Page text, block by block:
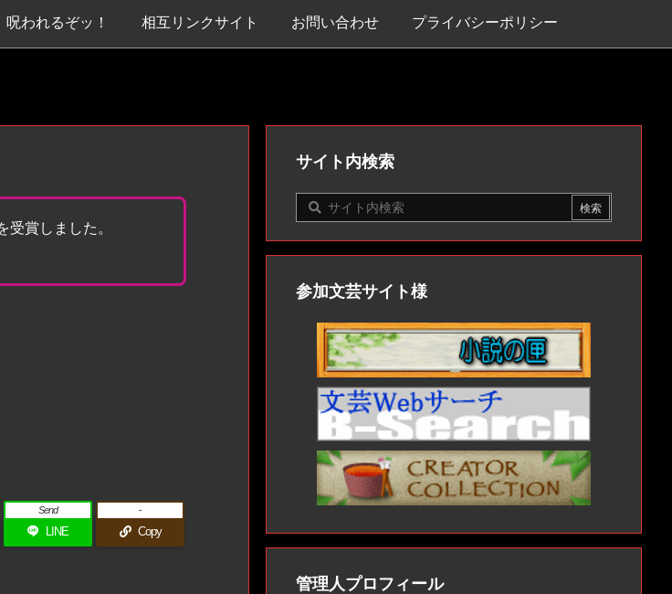
われるぞッ！ 相互リンクサイト お問い合わせ プライバシーポリシー
受賞しました。
LINE
Send
Copy
-
サイト内検索
参加文芸サイト様
管理人プロフィール